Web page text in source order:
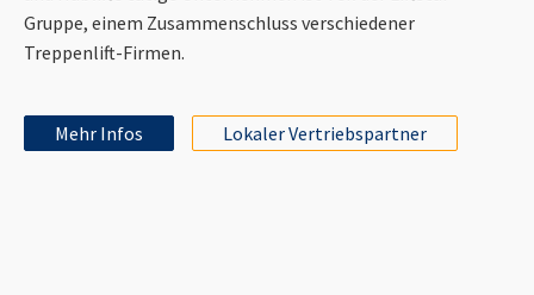
Gruppe, einem Zusammenschluss verschiedener
Treppenlift-Firmen.
Mehr Infos Lokaler Vertriebspartner